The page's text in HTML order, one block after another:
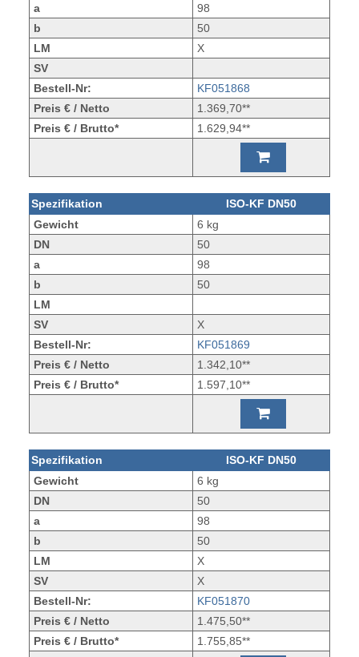
a
98
b
50
LM
X
SV
Bestell-Nr:
KF051868
Preis € / Netto
1.369,70**
Preis € / Brutto*
1.629,94**
Spezifikation
ISO-KF DN50
Gewicht
6 kg
DN
50
a
98
b
50
LM
SV
X
Bestell-Nr:
KF051869
Preis € / Netto
1.342,10**
Preis € / Brutto*
1.597,10**
Spezifikation
ISO-KF DN50
Gewicht
6 kg
DN
50
a
98
b
50
LM
X
SV
X
Bestell-Nr:
KF051870
Preis € / Netto
1.475,50**
Preis € / Brutto*
1.755,85**